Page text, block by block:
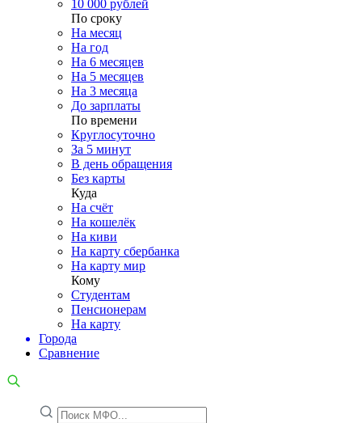
10 000 рублей
По сроку
На месяц
На год
На 6 месяцев
На 5 месяцев
На 3 месяца
До зарплаты
По времени
Круглосуточно
За 5 минут
В день обращения
Без карты
Куда
На счёт
На кошелёк
На киви
На карту сбербанка
На карту мир
Кому
Студентам
Пенсионерам
На карту
Города
Сравнение